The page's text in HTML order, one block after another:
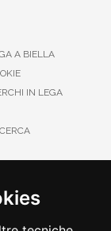
A BIELLA
IN LEGA